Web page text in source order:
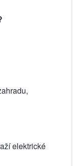
elektrické